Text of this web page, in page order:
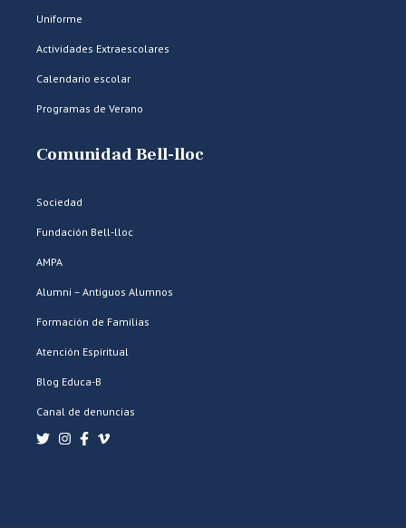
Uniforme
Actividades Extraescolares
Calendario escolar
Programas de Verano
Comunidad Bell-lloc
Sociedad
Fundación Bell-lloc
AMPA
Alumni – Antiguos Alumnos
Formación de Familias
Atención Espiritual
Blog Educa-B
Canal de denuncias